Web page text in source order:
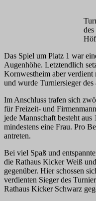
Das Spiel um Platz 1 war
Augenhöhe. Letztendlich
Kornwestheim aber
und wurde Turniersieger
Im Anschluss trafen sich
für Freizeit- und
jede Mannschaft besteht
mindestens eine Frau. Pro
antreten.
Bei viel Spaß und
die Rathaus Kicker Weiß
gegenüber. Hier schossen
verdienten Sieger des
Rathaus Kicker Schwarz